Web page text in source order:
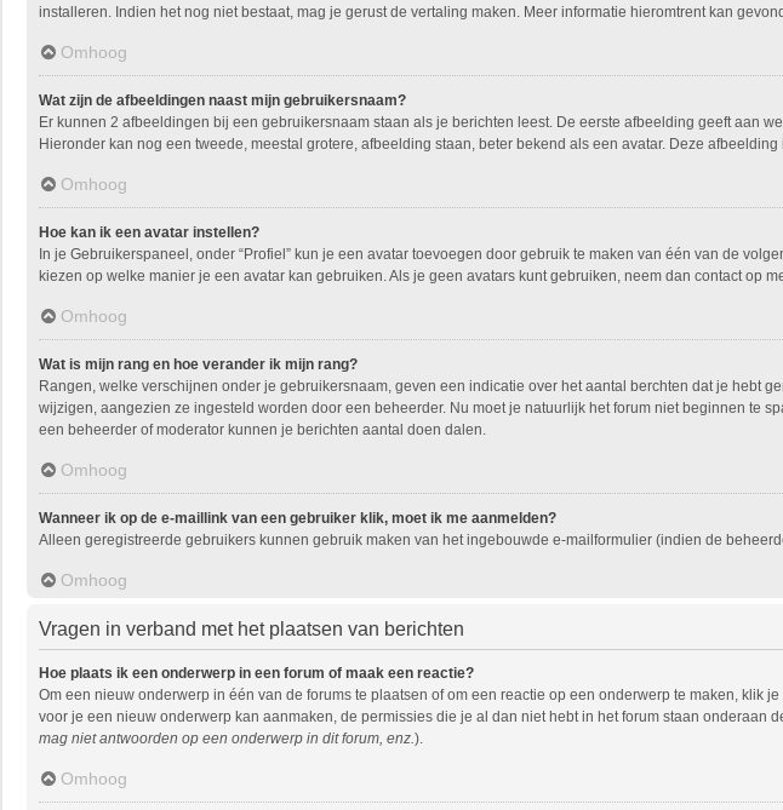
installeren. Indien het nog niet bestaat, mag je gerust de vertaling maken. Meer informatie hieromtrent kan
Omhoog
Wat zijn de afbeeldingen naast mijn gebruikersnaam?
Er kunnen 2 afbeeldingen bij een gebruikersnaam staan als je berichten leest. De eerste afbeelding geeft aan
Hieronder kan nog een tweede, meestal grotere, afbeelding staan, beter bekend als een avatar. Deze
Omhoog
Hoe kan ik een avatar instellen?
In je Gebruikerspaneel, onder “Profiel” kun je een avatar toevoegen door gebruik te maken van één van de
kiezen op welke manier je een avatar kan gebruiken. Als je geen avatars kunt gebruiken, neem dan contact op
Omhoog
Wat is mijn rang en hoe verander ik mijn rang?
Rangen, welke verschijnen onder je gebruikersnaam, geven een indicatie over het aantal berchten dat je hebt
wijzigen, aangezien ze ingesteld worden door een beheerder. Nu moet je natuurlijk het forum niet beginnen te
een beheerder of moderator kunnen je berichten aantal doen dalen.
Omhoog
Wanneer ik op de e-maillink van een gebruiker klik, moet ik me aanmelden?
Alleen geregistreerde gebruikers kunnen gebruik maken van het ingebouwde e-mailformulier (indien de
Omhoog
Vragen in verband met het plaatsen van berichten
Hoe plaats ik een onderwerp in een forum of maak een reactie?
Om een nieuw onderwerp in één van de forums te plaatsen of om een reactie op een onderwerp te maken,
voor je een nieuw onderwerp kan aanmaken, de permissies die je al dan niet hebt in het forum staan onderaan
mag niet antwoorden op een onderwerp in dit forum, enz.).
Omhoog